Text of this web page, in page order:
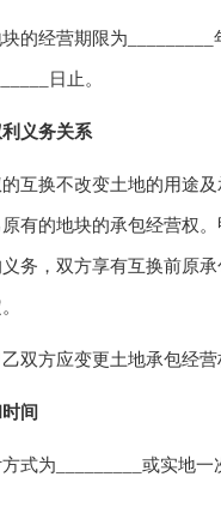
经营期限为_________年
日止。
义务关系
换不改变土地的用途及
有的地块的承包经营权
务，双方享有互换前原
方应变更土地承包经营
间
为_________或实地一